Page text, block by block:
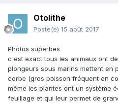
Otolithe
Posté(e) 15 août 2017
Photos superbes
c'est exact tous les animaux ont
plongeurs sous marins mettent en
corbe (gros poisson fréquent en
même les plantes ont un système
feuillage et qui leur permet de